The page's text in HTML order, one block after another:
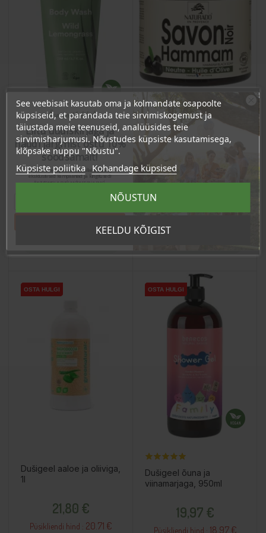
Dušigeel sidrunheinaga,
200ml
Tavahind
9,50 €
Hind
Hammam must seep,
27,90 €
Püsikliendi hind :
OSTA HULGI
OSTA HULGI
OSTA HULGI
Dušigeel aaloe ja oliiviga,
1l
21,80 €
Püsikliendi hind : 20.71 €
OSTA HULGI
OSTA HULGI
OSTA HULGI
Dušigeel õuna ja
viinamarjaga, 950ml
19,97 €
Püsikliendi hind : 18.97 €
See veebisait kasutab oma ja kolmandate osapoolte
küpsiseid, et parandada teie sirvimiskogemust ja
täiustada meie teenuseid, analüüsides teie
sirvimisharjumusi. Nõustudes küpsiste kasutamisega,
klõpsake nuppu "Nõustu".
Küpsiste poliitika Kohandage küpsised
KEELDU KÕIGIST
NÕUSTUN
Ära veel lahku!
Liitu uudiskirjaga ja
naudi järgmist ostu 10%
soodsamalt!
Sind ootavad spetsiaalsed allahindlused,
eksklusiivsed kampaaniad ja kingitused!
Registreeru e-maili aadressiga ja saad